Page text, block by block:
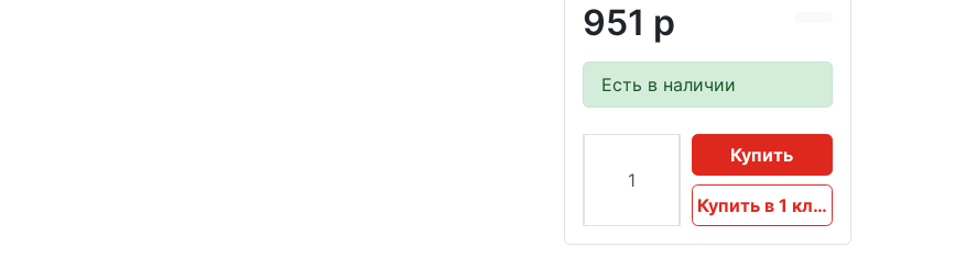
951 р
Есть в наличии
Купить
Купить в 1 клик